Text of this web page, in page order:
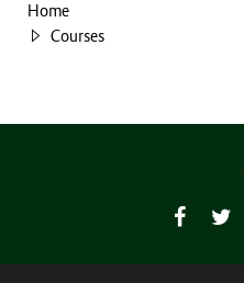
Home
Courses